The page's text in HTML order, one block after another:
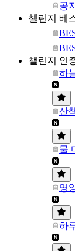
공
챌린지 베
챌린지 인
하
산
물
영
하